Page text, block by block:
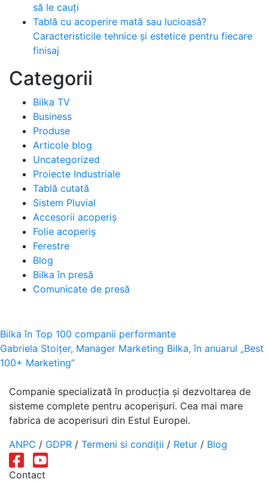
să le cauți
Tablă cu acoperire mată sau lucioasă?
Caracteristicile tehnice și estetice pentru fiecare
finisaj
Categorii
Bilka TV
Business
Produse
Articole blog
Uncategorized
Proiecte Industriale
Tablă cutată
Sistem Pluvial
Accesorii acoperiș
Folie acoperiș
Ferestre
Blog
Bilka în presă
Comunicate de presă
Navigare
în
articole
Bilka în Top 100 companii performante
Gabriela Stoițer, Manager Marketing Bilka, în anuarul „Best
100+ Marketing”
Companie specializată în producția și dezvoltarea de
sisteme complete pentru acoperișuri. Cea mai mare
fabrica de acoperisuri din Estul Europei.
ANPC / GDPR / Termeni si condiții / Retur / Blog
Contact